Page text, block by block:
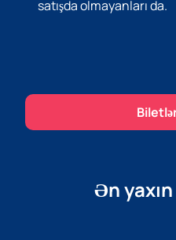
satışda olmayanları da.
Ən